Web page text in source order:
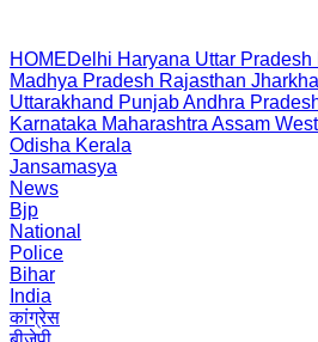
HOMEDelhi Haryana Uttar Pradesh
Madhya Pradesh Rajasthan
Uttarakhand PunjabAndhra
Karnataka Maharashtra Assam
Odisha Kerala
Jansamasya
News
Bjp
National
Police
Bihar
India
कांग्रेस